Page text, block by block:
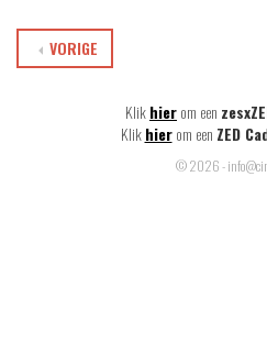
VORIGE
Klikhierom een
Klik hier om een ZED
© 2026 -